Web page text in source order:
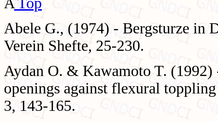
Abele G., (1974) - Bergsturze in
Verein Shefte, 25-230.
Aydan O. & Kawamoto T.
openings against flexural
3, 143-165.